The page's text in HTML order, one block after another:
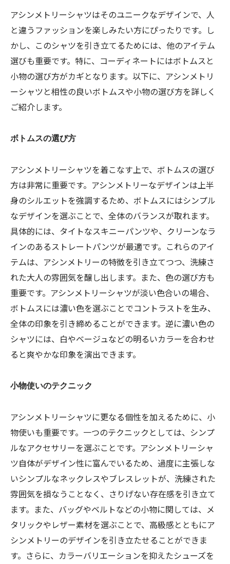
アシンメトリーシャツはそのユニークなデザインで、人
と違うファッションを楽しみたい方にぴったりです。し
かし、このシャツを引き立てるためには、他のアイテム
選びも重要です。特に、コーディネートにはボトムスと
小物の選び方がカギとなります。以下に、アシンメトリ
ーシャツと相性の良いボトムスや小物の選び方を詳しく
ご紹介します。
ボトムスの選び方
アシンメトリーシャツを着こなす上で、ボトムスの選び
方は非常に重要です。アシンメトリーなデザインは上半
身のシルエットを強調するため、ボトムスにはシンプル
なデザインを選ぶことで、全体のバランスが取れます。
具体的には、タイトなスキニーパンツや、クリーンなラ
インのあるストレートパンツが最適です。これらのアイ
テムは、アシンメトリーの特徴を引き立てつつ、洗練さ
れた大人の雰囲気を醸し出します。また、色の選び方も
重要です。アシンメトリーシャツが淡い色合いの場合、
ボトムスには濃い色を選ぶことでコントラストを生み、
全体の印象を引き締めることができます。逆に濃い色の
シャツには、白やベージュなどの明るいカラーを合わせ
ると爽やかな印象を演出できます。
小物使いのテクニック
アシンメトリーシャツに更なる個性を加えるために、小
物使いも重要です。一つのテクニックとしては、シンプ
ルなアクセサリーを選ぶことです。アシンメトリーシャ
ツ自体がデザイン性に富んでいるため、過度に主張しな
いシンプルなネックレスやブレスレットが、洗練された
雰囲気を損なうことなく、さりげない存在感を引き立て
ます。また、バッグやベルトなどの小物に関しては、メ
タリックやレザー素材を選ぶことで、高級感とともにア
シンメトリーのデザインを引き立たせることができま
す。さらに、カラーバリエーションを抑えたシューズを